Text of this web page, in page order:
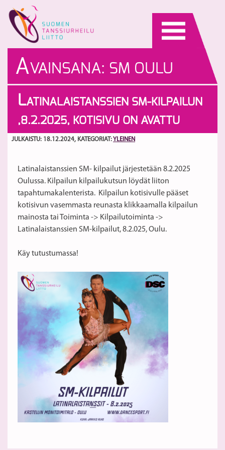
content
AVAINSANA: SM OULU
2025
LATINALAISTANSSIEN SM-KILPAILUN
,8.2.2025, KOTISIVU ON AVATTU
JULKAISTU: 18.12.2024, KATEGORIAT: YLEINEN
Latinalaistanssien SM- kilpailut järjestetään 8.2.2025
Oulussa. Kilpailun kilpailukutsun löydät liiton
tapahtumakalenterista. Kilpailun kotisivulle pääset
kotisivun vasemmasta reunasta klikkaamalla kilpailun
mainosta tai Toiminta -> Kilpailutoiminta ->
Latinalaistanssien SM-kilpailut, 8.2.025, Oulu.
Käy tutustumassa!